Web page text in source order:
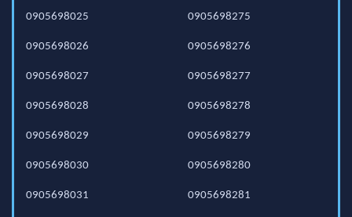
0905698025
0905698026
0905698027
0905698028
0905698029
0905698030
0905698031
0905698275
0905698276
0905698277
0905698278
0905698279
0905698280
0905698281